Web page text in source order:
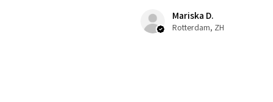
Mariska D.
Rotterdam, ZH